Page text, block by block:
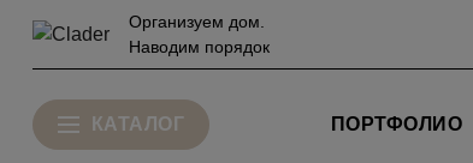
Организуем дом.
Наводим порядок
КАТАЛОГ ПОРТФОЛИО